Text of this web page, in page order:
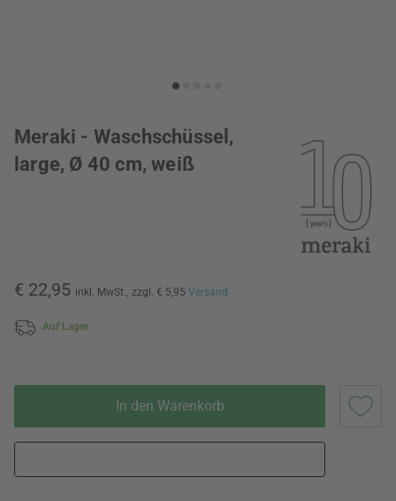
Meraki - Waschschüssel,
large, Ø 40 cm, weiß
€ 22,95 inkl. MwSt., zzgl. € 5,95 Versand
Auf Lager
In den Warenkorb